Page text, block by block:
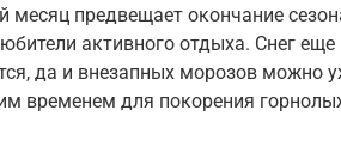
месяц предвещает окончание
активного отдыха. Снег еще
да и внезапных морозов можно
временем для покорения